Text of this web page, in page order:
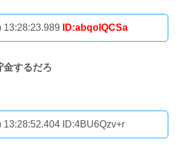
13:28:23.989 ID:abqoIQCSa
金するだろ
13:28:52.404 ID:4BU6Qzv+r